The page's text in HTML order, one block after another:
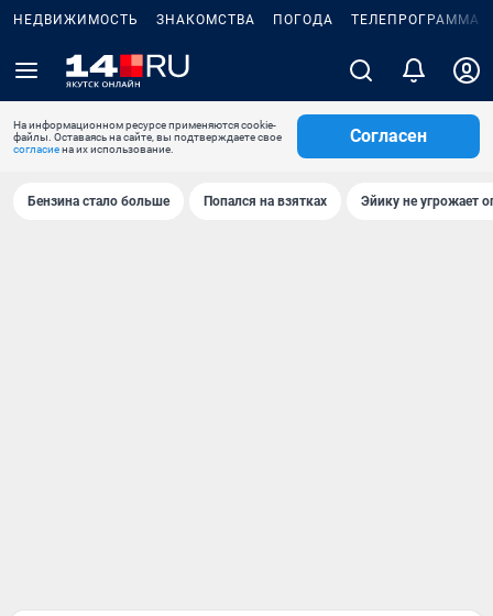
НЕДВИЖИМОСТЬ ЗНАКОМСТВА ПОГОДА ТЕЛЕПРОГРАММА
На информационном ресурсе применяются cookie-
файлы. Оставаясь на сайте, вы подтверждаете свое
согласиена их использование.
Согласен
Бензина стало больше Попался на взятках Эйику не угрожает